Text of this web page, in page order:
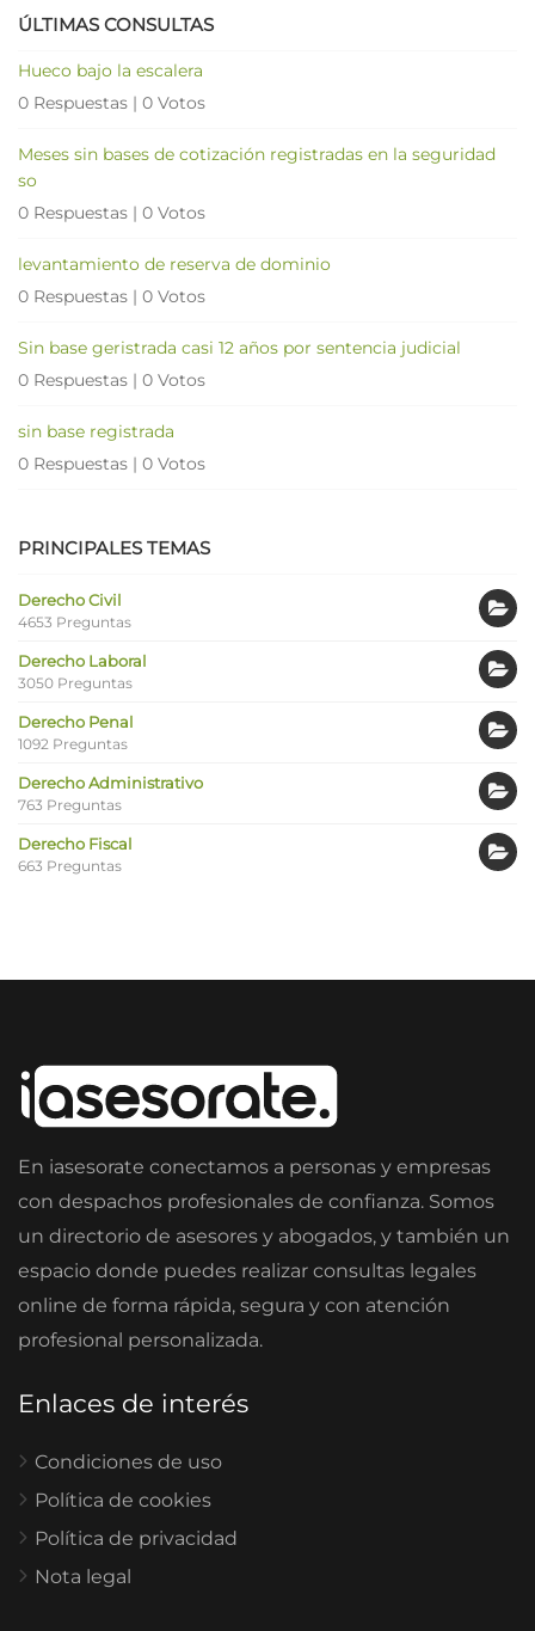
ÚLTIMAS CONSULTAS
Hueco bajo la escalera
0 Respuestas | 0 Votos
Meses sin bases de cotización registradas en la seguridad
so
0 Respuestas | 0 Votos
levantamiento de reserva de dominio
0 Respuestas | 0 Votos
Sin base geristrada casi 12 años por sentencia judicial
0 Respuestas | 0 Votos
sin base registrada
0 Respuestas | 0 Votos
PRINCIPALES TEMAS
Derecho Civil
4653 Preguntas
Derecho Laboral
3050 Preguntas
Derecho Penal
1092 Preguntas
Derecho Administrativo
763 Preguntas
Derecho Fiscal
663 Preguntas
En iasesorate conectamos a personas y empresas
con despachos profesionales de confianza. Somos
un directorio de asesores y abogados, y también un
espacio donde puedes realizar consultas legales
online de forma rápida, segura y con atención
profesional personalizada.
Enlaces de interés
Condiciones de uso
Política de cookies
Política de privacidad
Nota legal